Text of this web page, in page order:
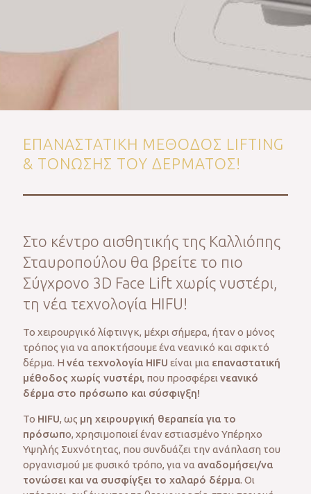
ΕΠΑΝΑΣΤΑΤΙΚΗ ΜΕΘΟΔΟΣ LIFTING
& ΤΟΝΩΣΗΣ ΤΟΥ ΔΕΡΜΑΤΟΣ!
Στο κέντρο αισθητικής της Καλλιόπης
Σταυροπούλου θα βρείτε το πιο
Σύγχρονο 3D Face Lift χωρίς νυστέρι,
τη νέα τεχνολογία HIFU!
Το χειρουργικό λίφτινγκ, μέχρι σήμερα, ήταν ο μόνος
τρόπος για να αποκτήσουμε ένα νεανικό και σφικτό
δέρμα. Η νέα τεχνολογία HIFU είναι μια επαναστατική
μέθοδος χωρίς νυστέρι, που προσφέρει νεανικό
δέρμα στο πρόσωπο και σύσφιγξη!
Το HIFU, ως μη χειρουργική θεραπεία για το
πρόσωπο, χρησιμοποιεί έναν εστιασμένο Υπέρηχο
Υψηλής Συχνότητας, που συνδυάζει την ανάπλαση του
οργανισμού με φυσικό τρόπο, για να αναδομήσει/να
τονώσει και να συσφίγξει το χαλαρό δέρμα. Οι